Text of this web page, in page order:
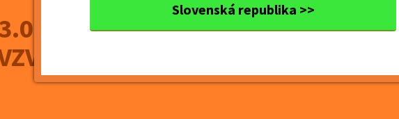
Slovenská republika >>
Manipulačné práce v